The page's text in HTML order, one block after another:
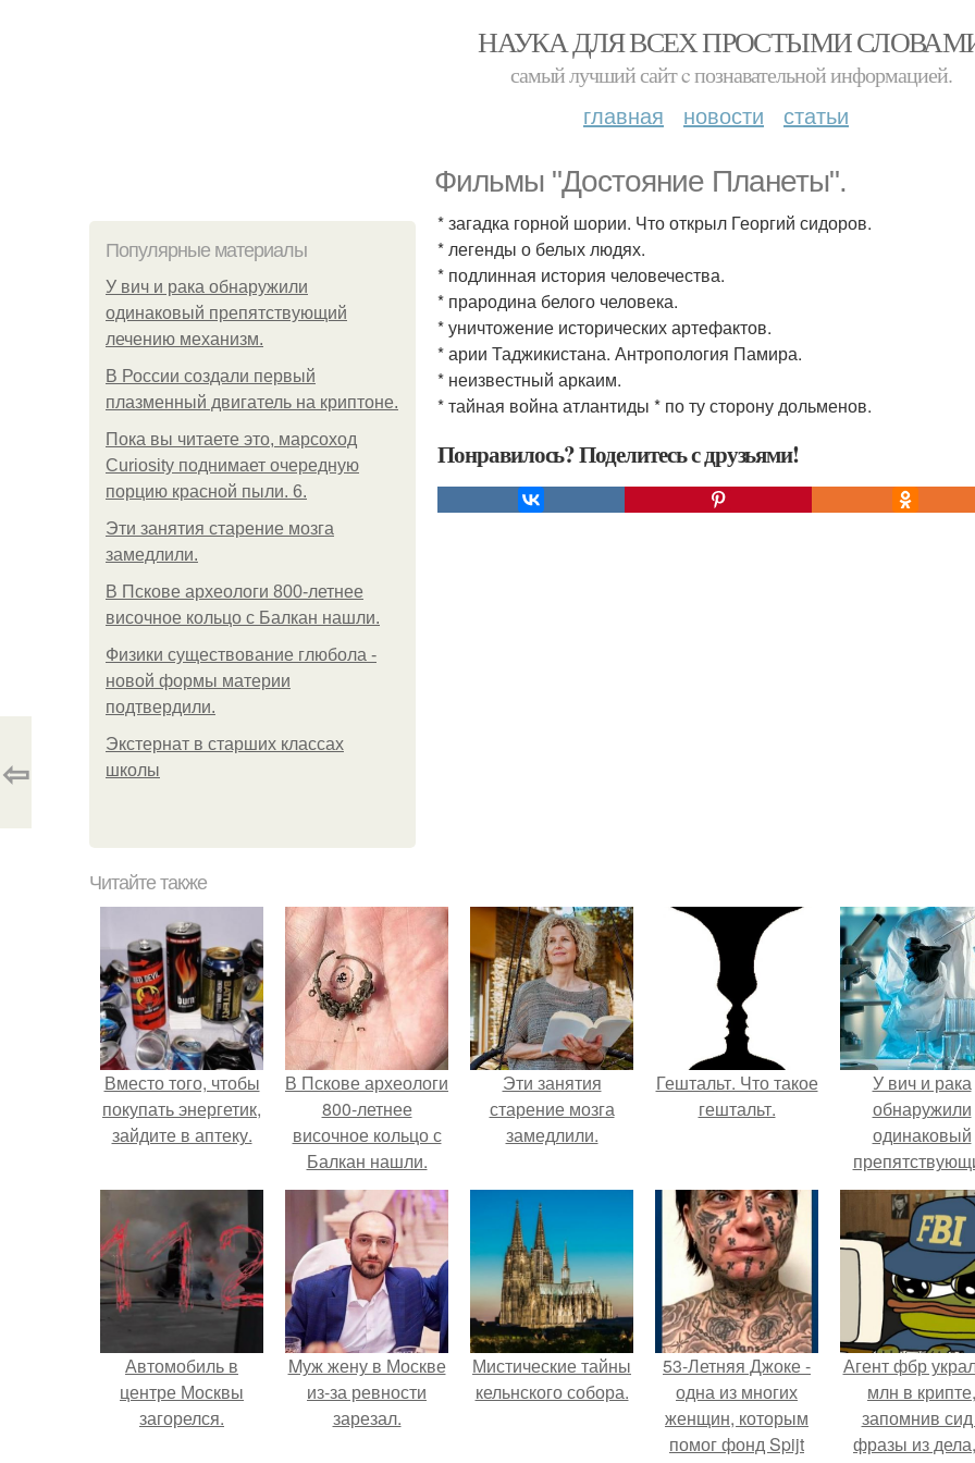
НАУКА ДЛЯ ВСЕХ ПРОСТЫМИ
самый лучший сайт c познавательной информацией.
главная новости статьи
Фильмы "Достояние Планеты".
Популярные материалы
У вич и рака обнаружили
одинаковый препятствующий
лечению механизм.
В России создали первый
плазменный двигатель на криптоне.
Пока вы читаете это, марсоход
Curiosity поднимает очередную
порцию красной пыли. 6.
Эти занятия старение мозга
замедлили.
В Пскове археологи 800-летнее
височное кольцо с Балкан нашли.
Физики существование глюбола -
новой формы материи
подтвердили.
Экстернат в старших классах
школы
* загадка горной шории. Что открыл Георгий сидоров.
* легенды о белых людях.
* подлинная история человечества.
* прародина белого человека.
* уничтожение исторических артефактов.
* арии Таджикистана. Антропология Памира.
* неизвестный аркаим.
* тайная война атлантиды * по ту сторону дольменов.
Понравилось? Поделитесь с друзьями!
⇦
Читайте также
Вместо того, чтобы
покупать энергетик,
зайдите в аптеку.
В Пскове археологи
800-летнее
височное кольцо с
Балкан нашли.
Эти занятия
старение мозга
замедлили.
Гештальт. Что такое
гештальт.
У вич и рака
обнаружили
одинаковый
лечению
Автомобиль в
центре Москвы
загорелся.
Mуж жену в Москве
из-за ревности
зарезал.
Мистические тайны
кельнского собора.
53-Летняя Джоке -
одна из многих
женщин, которым
помог фонд Spijt
Агент фбр
млн в крипте,
запомнив
фразы из